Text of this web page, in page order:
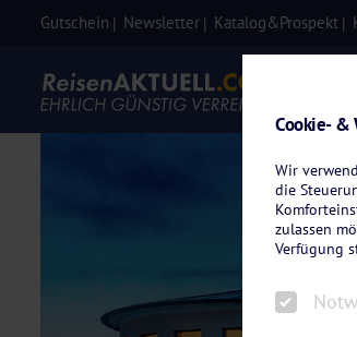
Gutschein Newsletter Katalog&Prospekt
Cookie- &
Wir
die
zulassen
Verfügung